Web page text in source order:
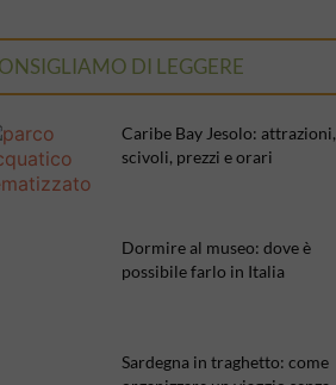
DI LEGGERE
Caribe Bay Jesolo: attrazioni,
scivoli, prezzi e orari
Dormire al museo: dove è
possibile farlo in Italia
Sardegna in traghetto: come